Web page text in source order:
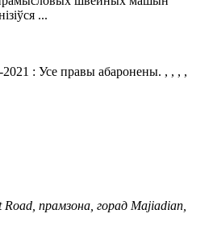
...
: Усе правы абаронены. , , , ,
прамзона, горад Majiadian,